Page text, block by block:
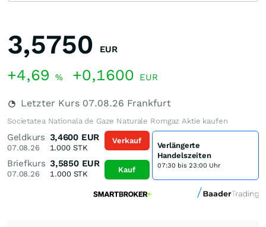
3,5750 EUR
+4,69 % +0,1600 EUR
Letzter Kurs 07.08.26 Frankfurt
Societatea Nationala de Gaze Naturale Romgaz Aktie kaufen
Geldkurs
07.08.26
3,4600 EUR
1.000STK
Briefkurs
07.08.26
3,5850 EUR
1.000STK
Verkauf
Kauf
Verlängerte
Handelszeiten
07:30 bis 23:00 Uhr